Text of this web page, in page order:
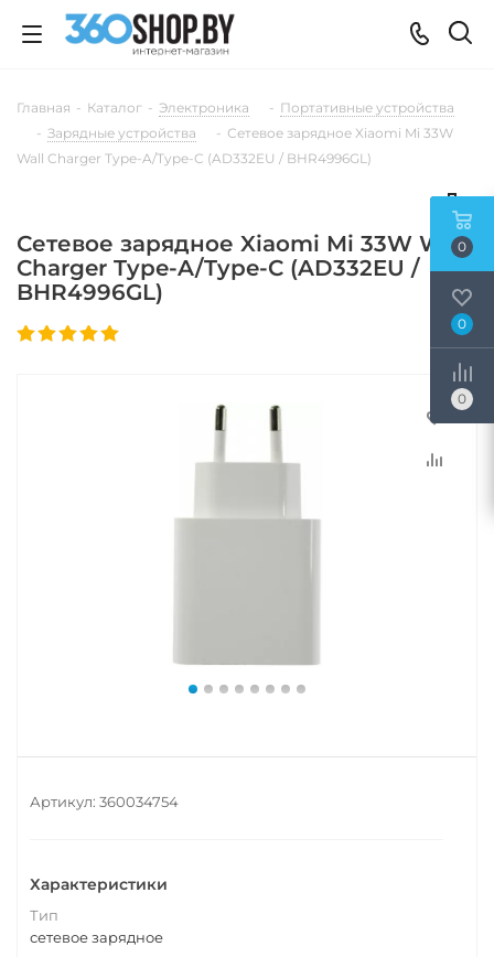
Главная - Каталог - Электроника - Портативные устройства
- Зарядные устройства - Сетевое зарядное Xiaomi Mi 33W
Wall Charger Type-A/Type-C (AD332EU / BHR4996GL)
Сетевое зарядное Xiaomi Mi 33W Wall
Charger Type-A/Type-C (AD332EU /
BHR4996GL)
Артикул: 360034754
Характеристики
Тип
сетевое зарядное
0
0
0